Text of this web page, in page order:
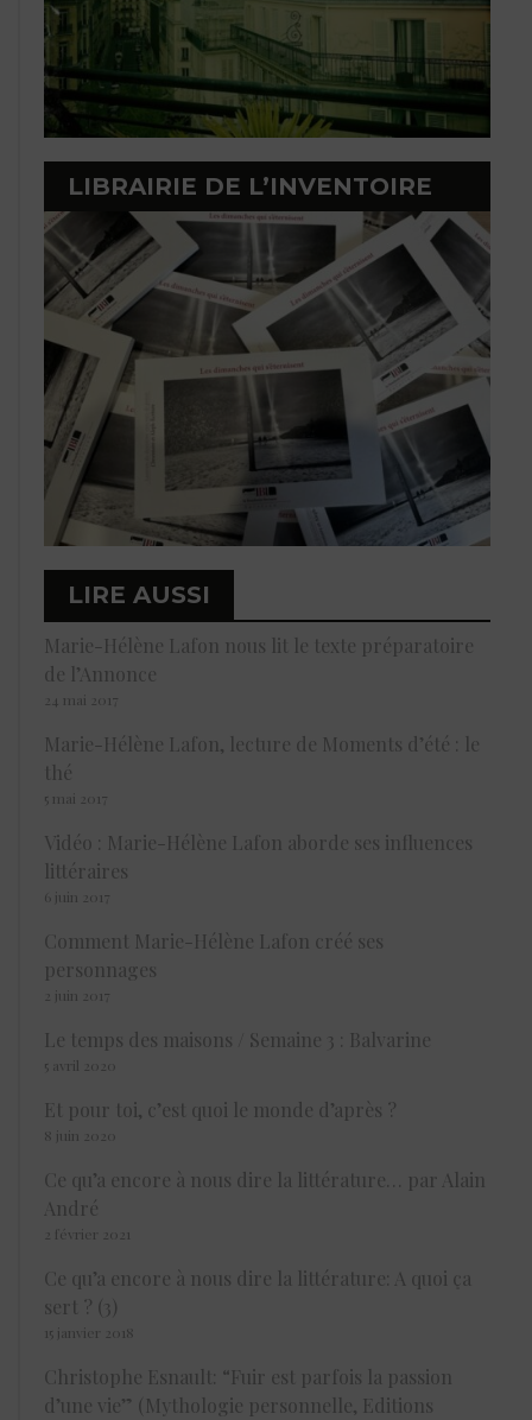
LIBRAIRIE DE L’INVENTOIRE
LIRE AUSSI
Marie-Hélène Lafon nous lit le texte préparatoire
de l’Annonce
24 mai 2017
Marie-Hélène Lafon, lecture de Moments d’été : le
thé
5 mai 2017
Vidéo : Marie-Hélène Lafon aborde ses influences
littéraires
6 juin 2017
Comment Marie-Hélène Lafon créé ses
personnages
2 juin 2017
Le temps des maisons / Semaine 3 : Balvarine
5 avril 2020
Et pour toi, c’est quoi le monde d’après ?
8 juin 2020
Ce qu’a encore à nous dire la littérature… par Alain
André
2 février 2021
Ce qu’a encore à nous dire la littérature: A quoi ça
sert ? (3)
15 janvier 2018
Christophe Esnault: “Fuir est parfois la passion
d’une vie” (Mythologie personnelle, Editions